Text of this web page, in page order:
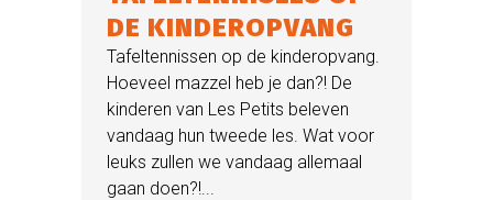
DE KINDEROPVANG
Tafeltennissen op de kinderopvang.
Hoeveel mazzel heb je dan?! De
kinderen van Les Petits beleven
vandaag hun tweede les. Wat voor
leuks zullen we vandaag allemaal
gaan doen?!...